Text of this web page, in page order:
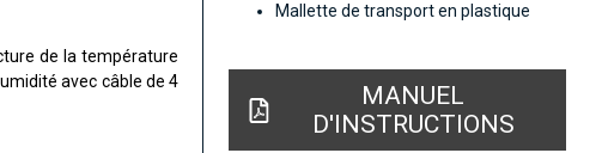
de la température
avec câble de 4
Mallette de transport en plastique
MANUEL
D'INSTRUCTIONS